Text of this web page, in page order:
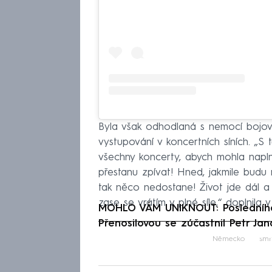
Byla však odhodlaná s nemocí
vystupování v koncertních síních.
všechny koncerty, abych mohla
přestanu zpívat! Hned, jakmile
tak něco nedostane! Život jde dál
zase se vrátím v plné síle,“ doplnila
MOHLO VÁM UNIKNOUT:
Přenosilovou se zúčastnil Petr
Německo